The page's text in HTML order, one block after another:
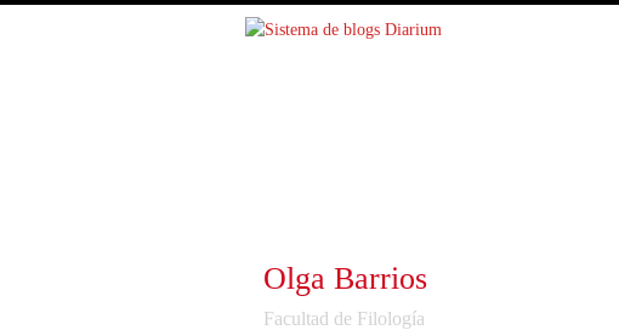
Olga Barrios
Facultad de Filología